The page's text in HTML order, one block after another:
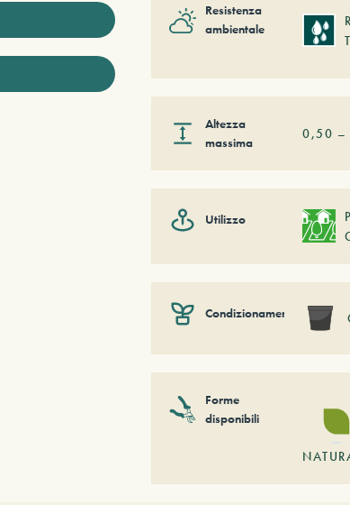
Resistenza
ambientale
Altezza
massima
0,50 –
Utilizzo
Condizionamento
Forme
disponibili